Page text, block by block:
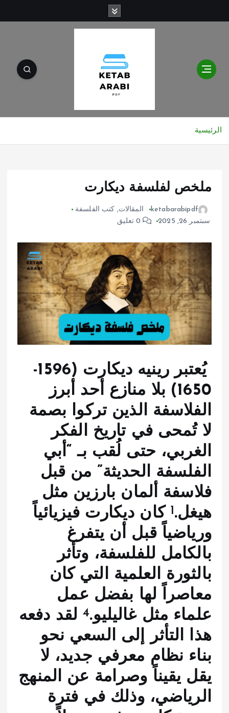
م
الرئيسية
ملخص لفلسفة ديكارت
ketabarabipdf المقالات, كتب الفلسفة
سبتمبر 26, 2025
0 تعليق
يُعتبر رينيه ديكارت (1596-
1650) بلا منازع أحد أبرز
الفلاسفة الذين تركوا بصمة
لا تُمحى في تاريخ الفكر
الغربي، حتى لُقب بـ “أبي
الفلسفة الحديثة” من قبل
فلاسفة ألمان بارزين مثل
هيغل. 1 كان ديكارت فيزيائياً
ورياضياً قبل أن يتفرغ
بالكامل للفلسفة، وتأثر
بالثورة العلمية التي كان
معاصراً لها بفضل عمل
علماء مثل غاليليو.4لقد دفعه
هذا التأثر إلى السعي نحو
بناء نظام معرفي جديد، لا
يقل يقيناً وصرامة عن المنهج
الرياضي، وذلك في فترة